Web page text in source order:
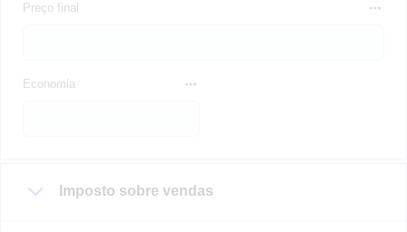
Preço final
Economia
Imposto sobre vendas